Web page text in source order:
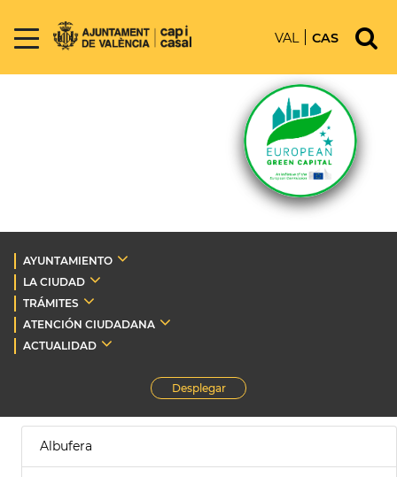
VAL CAS
AYUNTAMIENTO
LA CIUDAD
TRÁMITES
ATENCIÓN CIUDADANA
ACTUALIDAD
Desplegar
Albufera